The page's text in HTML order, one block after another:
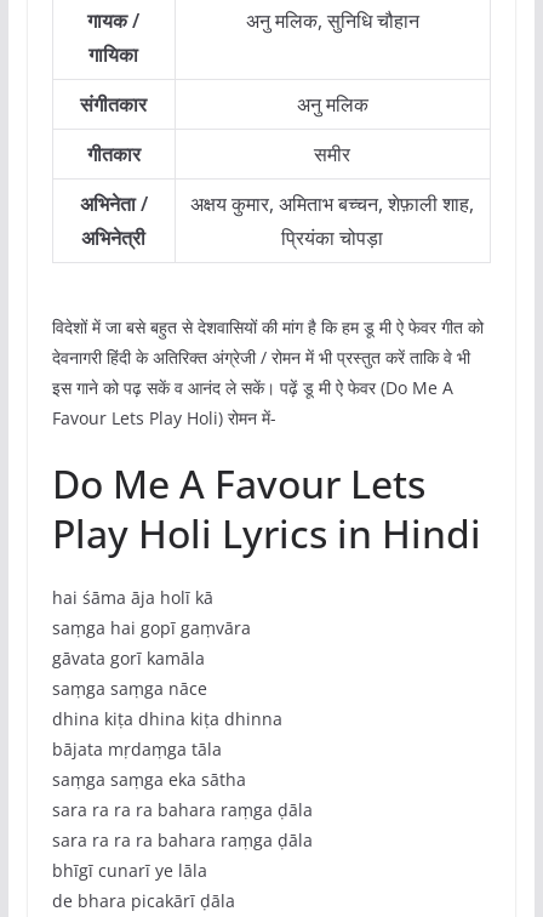
गायक /
गायिका
अनु मलिक, सुनिधि चौहान
संगीतकार
अनु मलिक
गीतकार
समीर
अभिनेता /
अभिनेत्री
अक्षय कुमार, अमिताभ बच्चन, शेफ़ाली शाह,
प्रियंका चोपड़ा
विदेशों में जा बसे बहुत से देशवासियों की मांग है कि हम डू मी ऐ फेवर गीत को
देवनागरी हिंदी के अतिरिक्त अंग्रेजी / रोमन में भी प्रस्तुत करें ताकि वे भी
इस गाने को पढ़ सकें व आनंद ले सकें। पढ़ें डू मी ऐ फेवर (Do Me A
Favour Lets Play Holi) रोमन में-
Do Me A Favour Lets
Play Holi Lyrics in Hindi
hai śāma āja holī kā
saṃga hai gopī gaṃvāra
gāvata gorī kamāla
saṃga saṃga nāce
dhina kiṭa dhina kiṭa dhinna
bājata mṛdaṃga tāla
saṃga saṃga eka sātha
sara ra ra ra bahara raṃga ḍāla
sara ra ra ra bahara raṃga ḍāla
bhīgī cunarī ye lāla
de bhara picakārī ḍāla